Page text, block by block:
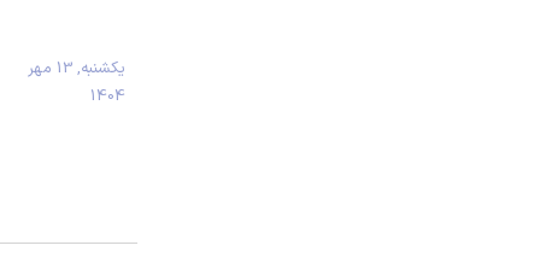
يكشنبه, 13 مهر
1404